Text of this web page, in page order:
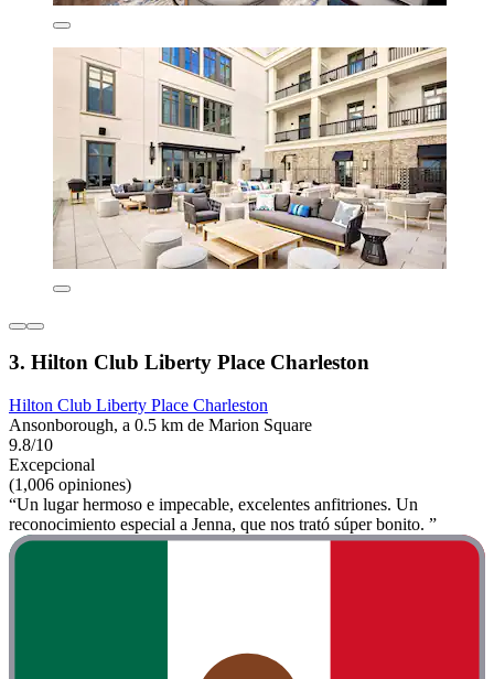
3. Hilton Club Liberty Place Charleston
Hilton Club Liberty Place Charleston
Ansonborough, a 0.5 km de Marion Square
9.8/10
Excepcional
(1,006 opiniones)
“Un lugar hermoso e impecable, excelentes anfitriones. Un
reconocimiento especial a Jenna, que nos trató súper bonito. ”